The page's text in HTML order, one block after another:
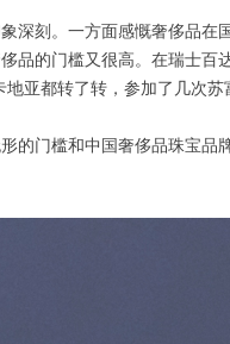
深刻。一方面感慨奢侈品在
品的门槛又很高。在瑞士百
亚都转了转，参加了几次苏
的门槛和中国奢侈品珠宝品